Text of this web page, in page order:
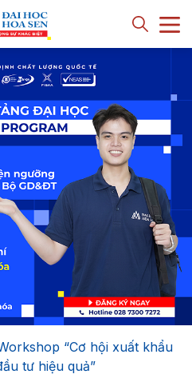
“Cơ hội xuất khẩu
tư hiệu quả”